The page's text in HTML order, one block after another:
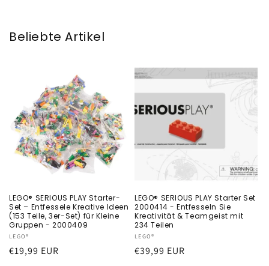
Beliebte Artikel
LEGO® SERIOUS PLAY Starter-
Set – Entfessele Kreative Ideen
(153 Teile, 3er-Set) für Kleine
Gruppen - 2000409
Anbieter:
LEGO®
Normaler
€19,99 EUR
LEGO® SERIOUS PLAY Starter Set
2000414 - Entfesseln Sie
Kreativität & Teamgeist mit
234 Teilen
Anbieter:
LEGO®
Normaler
€39,99 EUR